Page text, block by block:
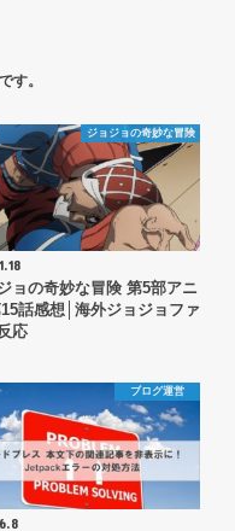
す。
ジョジョの奇妙な冒険
ョの奇妙な冒険 第5部アニ
話感想│海外ジョジョファ
応
ブログ運営